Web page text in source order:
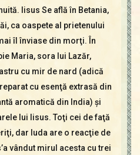
Iisus Se află în Betania,
ca oaspete al prietenului
îl înviase din morţi. În
Maria, sora lui Lazăr,
cu mir de nard (adică
cu esenţă extrasă din
aromatică din India) şi
lui Iisus. Toţi cei de faţă
dar Iuda are o reacţie de
vândut mirul acesta cu trei